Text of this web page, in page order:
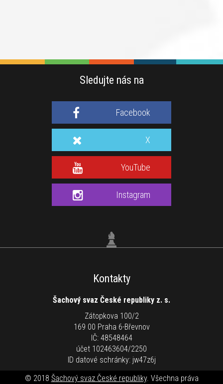
Sledujte nás na
Facebook
X
YouTube
Instagram
Kontakty
Šachový svaz České republiky z. s.
Zátopkova 100/2
169 00 Praha 6-Břevnov
IČ: 48548464
účet 102463604/2250
ID datové schránky: jw47z6j
© 2018 Šachový svaz České republiky. Všechna práva